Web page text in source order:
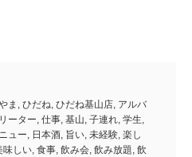
ま , ひだね, ひだね基山店, アルバ
ーター, 仕事, 基山, 子連れ, 学生,
ュー, 日本酒, 旨い, 未経験, 楽し
味しい, 食事, 飲み会, 飲み放題, 飲